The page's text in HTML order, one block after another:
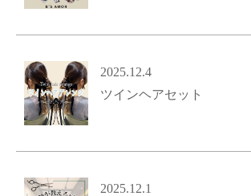
2025.12.4
ツインヘアセット
2025.12.1